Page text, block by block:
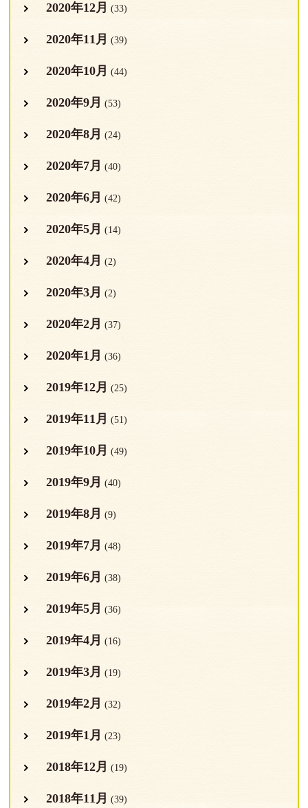
2020年12月 (33)
2020年11月 (39)
2020年10月 (44)
2020年9月 (53)
2020年8月 (24)
2020年7月 (40)
2020年6月 (42)
2020年5月 (14)
2020年4月 (2)
2020年3月 (2)
2020年2月 (37)
2020年1月 (36)
2019年12月 (25)
2019年11月 (51)
2019年10月 (49)
2019年9月 (40)
2019年8月 (9)
2019年7月 (48)
2019年6月 (38)
2019年5月 (36)
2019年4月 (16)
2019年3月 (19)
2019年2月 (32)
2019年1月 (23)
2018年12月 (19)
2018年11月 (39)